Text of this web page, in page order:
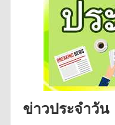
ข่าวประจำวัน